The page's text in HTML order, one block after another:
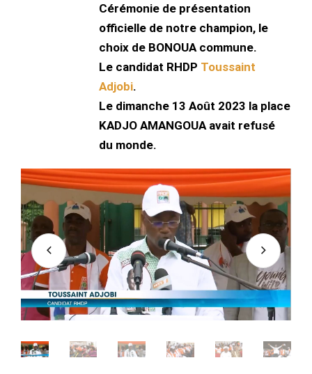
Cérémonie de présentation
officielle de notre champion, le
choix de BONOUA commune.
Le candidat RHDP Toussaint
Adjobi.
Le dimanche 13 Août 2023 la place
KADJO AMANGOUA avait refusé
du monde.